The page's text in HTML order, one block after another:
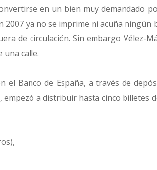
en un bien muy demandado
ya no se imprime ni acuña ningún
de circulación. Sin embargo Vélez-
una calle.
el Banco de España, a través de
empezó a distribuir hasta cinco billetes